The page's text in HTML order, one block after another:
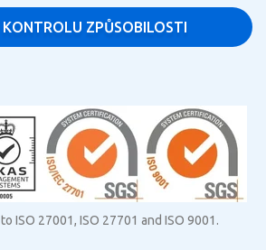
ISO 27001, ISO 27701 and ISO 9001.